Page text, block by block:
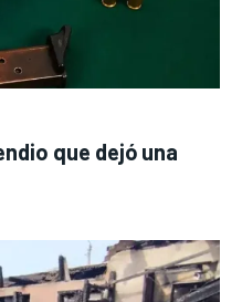
que dejó una